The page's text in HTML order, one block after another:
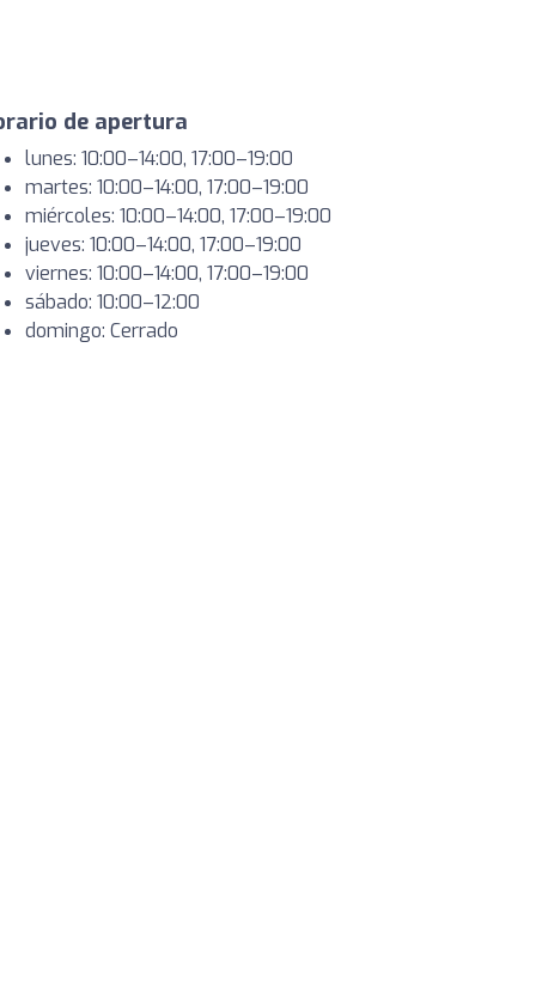
de apertura
lunes: 10:00–14:00, 17:00–19:00
martes: 10:00–14:00, 17:00–19:00
miércoles: 10:00–14:00, 17:00–19:00
jueves: 10:00–14:00, 17:00–19:00
viernes: 10:00–14:00, 17:00–19:00
sábado: 10:00–12:00
domingo: Cerrado